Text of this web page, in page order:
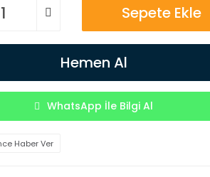
Sepete Ekle
Hemen Al
WhatsApp İle Bilgi Al
Haber Ver